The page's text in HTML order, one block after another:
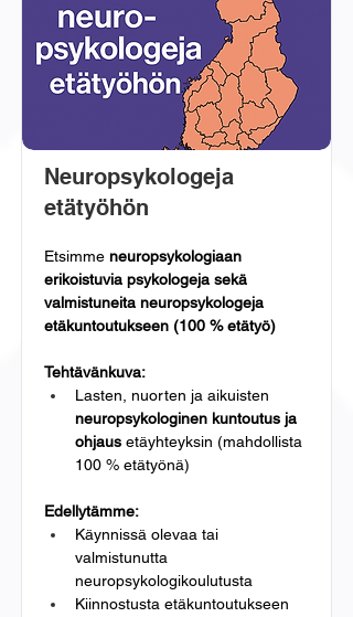
Neuropsykologeja
etätyöhön
Etsimme neuropsykologiaan
erikoistuvia psykologeja sekä
valmistuneita neuropsykologeja
etäkuntoutukseen (100 % etätyö)
Tehtävänkuva:
Lasten, nuorten ja aikuisten
neuropsykologinen kuntoutus ja
ohjaus etäyhteyksin (mahdollista
100 % etätyönä)
Edellytämme:
Käynnissä olevaa tai
valmistunutta
neuropsykologikoulutusta
Kiinnostusta etäkuntoutukseen